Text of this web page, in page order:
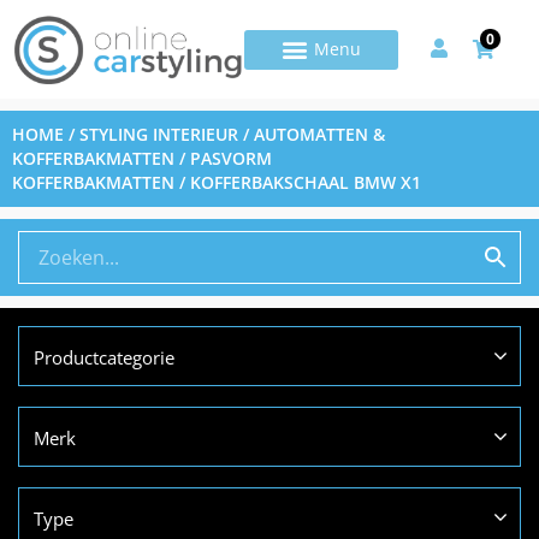
0
HOME /STYLING INTERIEUR /AUTOMATTEN &
KOFFERBAKMATTEN / PASVORM
KOFFERBAKMATTEN / KOFFERBAKSCHAAL BMW X1
Productcategorie
Merk
Type